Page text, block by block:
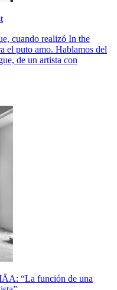
cuando realizó In the
el puto amo. Hablamos del
de un artista con
“La función de una